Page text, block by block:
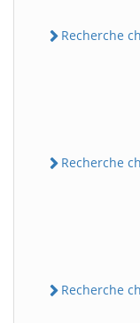
Recherche
Recherche
Recherche